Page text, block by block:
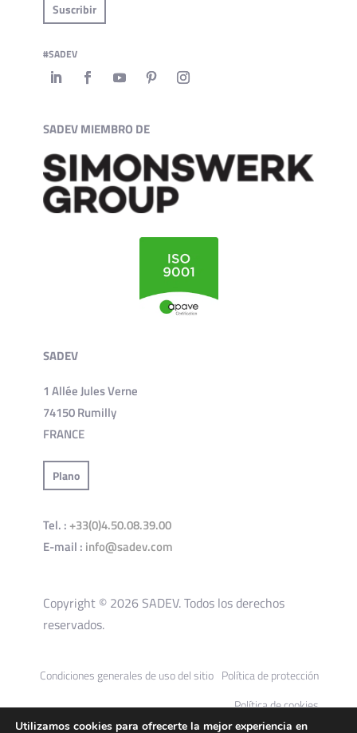
Suscribir
#SADEV
SADEV MIEMBRO DE
SADEV
1 Allée Jules Verne
74150 Rumilly
FRANCE
Plano
Tel. : +33(0)4.50.08.39.00
E-mail : info@sadev.com
Copyright © 2026 SADEV. Todos los derechos
reservados.
Condiciones generales de uso del sitio Política de protección
Política de cookies
Utilizamos cookies para ofrecerte la mejor experiencia en